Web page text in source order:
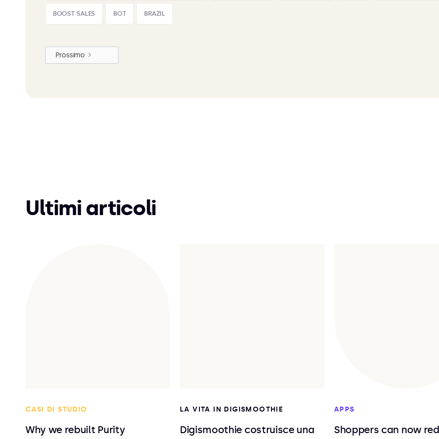
BOOST SALES BOT BRAZIL
Prossimo
Ultimi articoli
CASI DI STUDIO
Why we rebuilt Purity
LA VITA IN DIGISMOOTHIE
Digismoothie costruisce una
APPS
Shoppers can now